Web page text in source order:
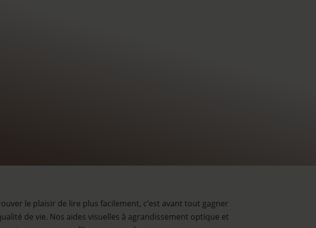
le plaisir de lire plus facilement, c’est avant tout gagner
de vie. Nos aides visuelles à agrandissement optique et